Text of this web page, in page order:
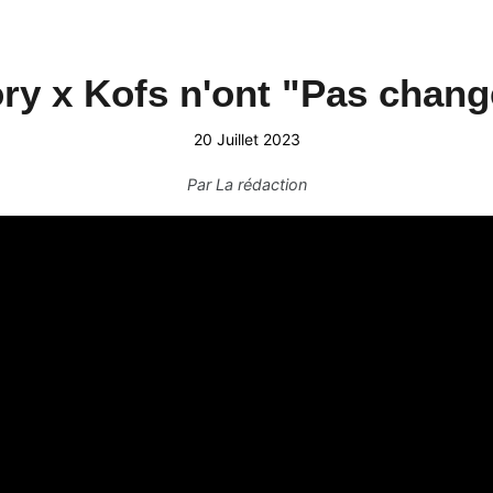
x Kofs n'ont "Pas
20 Juillet 2023
ParLa rédaction